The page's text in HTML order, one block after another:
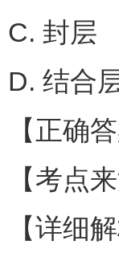
C. 封层
D. 结合
【正确
【考点
【详细